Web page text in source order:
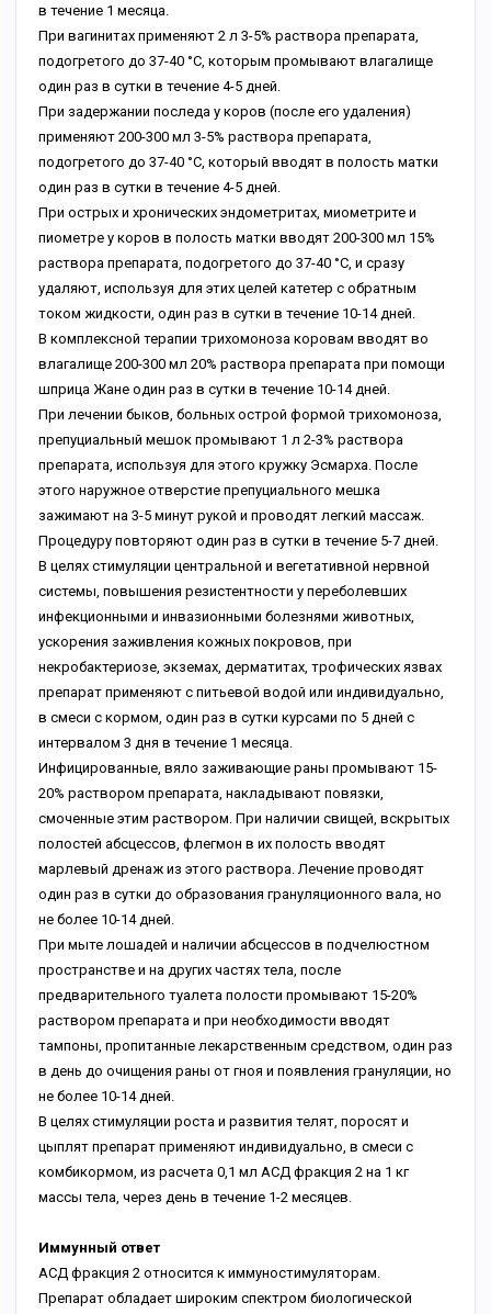
в течение 1 месяца.
При вагинитах применяют 2 л 3-5% раствора препарата,
подогретого до 37-40 °C, которым промывают влагалище
один раз в сутки в течение 4-5 дней.
При задержании последа у коров (после его удаления)
применяют 200-300 мл 3-5% раствора препарата,
подогретого до 37-40 °C, который вводят в полость матки
один раз в сутки в течение 4-5 дней.
При острых и хронических эндометритах, миометрите и
пиометре у коров в полость матки вводят 200-300 мл 15%
раствора препарата, подогретого до 37-40 °C, и сразу
удаляют, используя для этих целей катетер с обратным
током жидкости, один раз в сутки в течение 10-14 дней.
В комплексной терапии трихомоноза коровам вводят во
влагалище 200-300 мл 20% раствора препарата при помощи
шприца Жане один раз в сутки в течение 10-14 дней.
При лечении быков, больных острой формой трихомоноза,
препуциальный мешок промывают 1 л 2-3% раствора
препарата, используя для этого кружку Эсмарха. После
этого наружное отверстие препуциального мешка
зажимают на 3-5 минут рукой и проводят легкий массаж.
Процедуру повторяют один раз в сутки в течение 5-7 дней.
В целях стимуляции центральной и вегетативной нервной
системы, повышения резистентности у переболевших
инфекционными и инвазионными болезнями животных,
ускорения заживления кожных покровов, при
некробактериозе, экземах, дерматитах, трофических язвах
препарат применяют с питьевой водой или индивидуально,
в смеси с кормом, один раз в сутки курсами по 5 дней с
интервалом 3 дня в течение 1 месяца.
Инфицированные, вяло заживающие раны промывают 15-
20% раствором препарата, накладывают повязки,
смоченные этим раствором. При наличии свищей, вскрытых
полостей абсцессов, флегмон в их полость вводят
марлевый дренаж из этого раствора. Лечение проводят
один раз в сутки до образования грануляционного вала, но
не более 10-14 дней.
При мыте лошадей и наличии абсцессов в подчелюстном
пространстве и на других частях тела, после
предварительного туалета полости промывают 15-20%
раствором препарата и при необходимости вводят
тампоны, пропитанные лекарственным средством, один раз
в день до очищения раны от гноя и появления грануляции, но
не более 10-14 дней.
В целях стимуляции роста и развития телят, поросят и
цыплят препарат применяют индивидуально, в смеси с
комбикормом, из расчета 0,1 мл АСД фракция 2 на 1 кг
массы тела, через день в течение 1-2 месяцев.
Иммунный ответ
АСД фракция 2 относится к иммуностимуляторам.
Препарат обладает широким спектром биологической